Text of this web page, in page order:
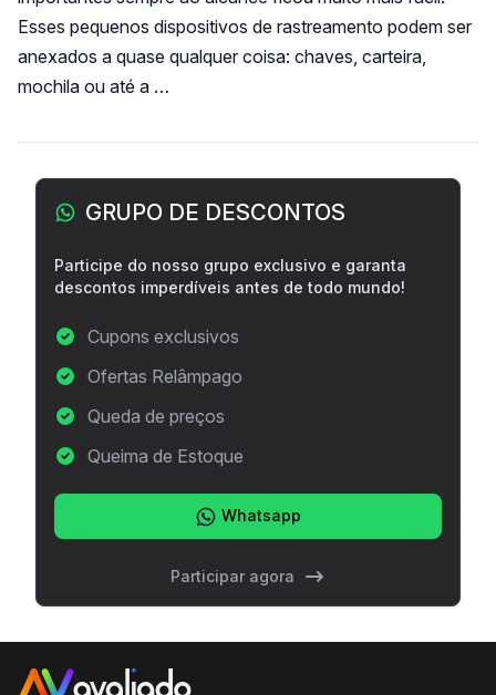
Esses pequenos dispositivos de rastreamento podem ser
anexados a quase qualquer coisa: chaves, carteira,
mochila ou até a …
Barra lateral
GRUPO DE DESCONTOS
Participe do nosso grupo exclusivo e garanta
descontos imperdíveis antes de todo mundo!
Cupons exclusivos
Ofertas Relâmpago
Queda de preços
Queima de Estoque
Whatsapp
Participar agora